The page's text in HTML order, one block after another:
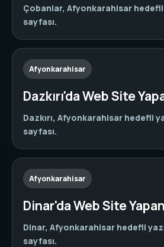
Çobanlar, Afyonkarahisar hedefli
sayfası.
Afyonkarahisar
Dazkırı'da Web Site
Dazkırı, Afyonkarahisar hedefli
sayfası.
Afyonkarahisar
Dinar'da Web Site
Dinar, Afyonkarahisar hedefli
sayfası.